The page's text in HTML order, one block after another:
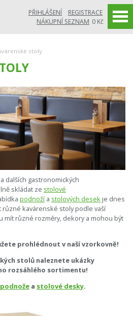
PŘIHLÁŠENÍ
REGISTRACE
NÁKUPNÍ SEZNAM 0 Kč
stoly
dalších gastronomických
skládat ze stolové
podnoží a stolových desek je dnes
různé kavárenské stoly podle vaší
mít různé rozměry, dekory a mohou být
prohlédnout v naší vzorkovně!
stolů naleznete ukázky
rozsáhlého sortimentu!
podnože a stolové desky.